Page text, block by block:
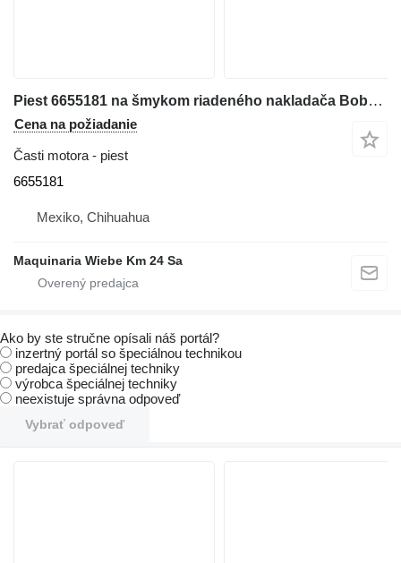
Piest 6655181 na šmykom riadeného nakladača Bobcat 763
Cena na požiadanie
Časti motora - piest
6655181
Mexiko, Chihuahua
Maquinaria Wiebe Km 24 Sa
Ako by ste stručne opísali náš portál?
inzertný portál so špeciálnou technikou
predajca špeciálnej techniky
výrobca špeciálnej techniky
neexistuje správna odpoveď
Vybrať odpoveď